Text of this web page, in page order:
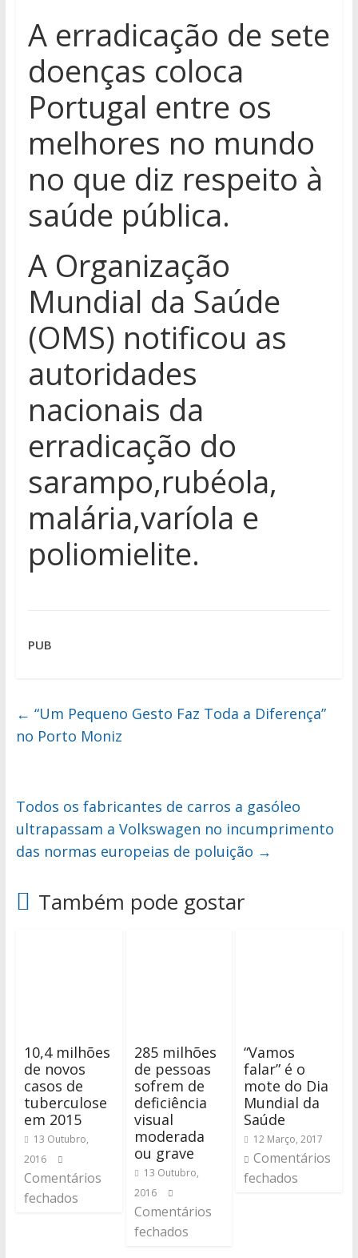
A erradicação de sete
doenças coloca
Portugal entre os
melhores no mundo
no que diz respeito à
saúde pública.
A Organização
Mundial da Saúde
(OMS) notificou as
autoridades
nacionais da
erradicação do
sarampo,rubéola,
malária,varíola e
poliomielite.
PUB
← “Um Pequeno Gesto Faz Toda a Diferença”
no Porto Moniz
Todos os fabricantes de carros a gasóleo
ultrapassam a Volkswagen no incumprimento
das normas europeias de poluição →
Também pode gostar
10,4 milhões
de novos
casos de
tuberculose
em 2015
13 Outubro,
2016
Comentários
fechados
285 milhões
de pessoas
sofrem de
deficiência
visual
moderada
ou grave
13 Outubro,
2016
Comentários
fechados
“Vamos
falar” é o
mote do Dia
Mundial da
Saúde
12 Março, 2017
Comentários
fechados